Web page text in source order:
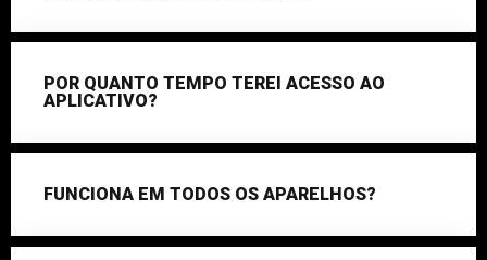
POR QUANTO TEMPO TEREI ACESSO AO
APLICATIVO?
FUNCIONA EM TODOS OS APARELHOS?